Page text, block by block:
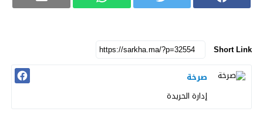
Short Link
صرخة
إدارة الحريدة